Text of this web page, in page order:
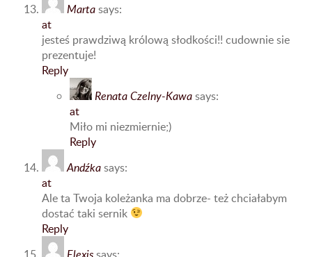
Martasays:
at
jesteś prawdziwą królową słodkości!! cudownie sie
prezentuje!
Reply
Renata Czelny-Kawasays:
at
Miło mi niezmiernie;)
Reply
Andźkasays:
at
Ale ta Twoja koleżanka ma dobrze- też chciałabym
dostać taki sernik
Reply